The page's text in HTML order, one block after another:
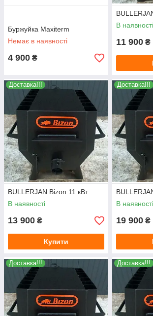
Буржуйка Maxiterm
Немає в наявності
4 900 ₴
В наявності
11 900 ₴
Доставка!!!
BULLERJAN Bizon 11 кВт
В наявності
13 900 ₴
Купити
Доставка!!!
В наявності
19 900 ₴
Доставка!!! Доставка!!!